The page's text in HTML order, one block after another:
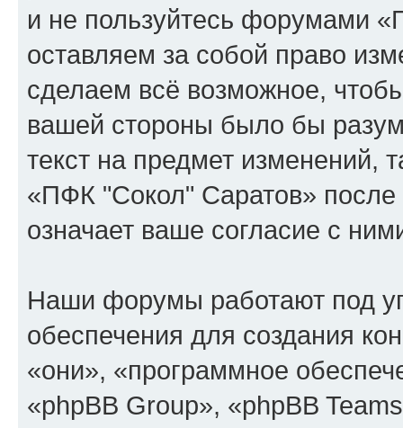
и не пользуйтесь форумами
оставляем за собой право
сделаем всё возможное,
вашей стороны было бы
текст на предмет изменений,
«ПФК "Сокол" Саратов» после
означает ваше согласие с
Наши форумы работают под
обеспечения для создания
«они», «программное
«phpBB Group», «phpBB